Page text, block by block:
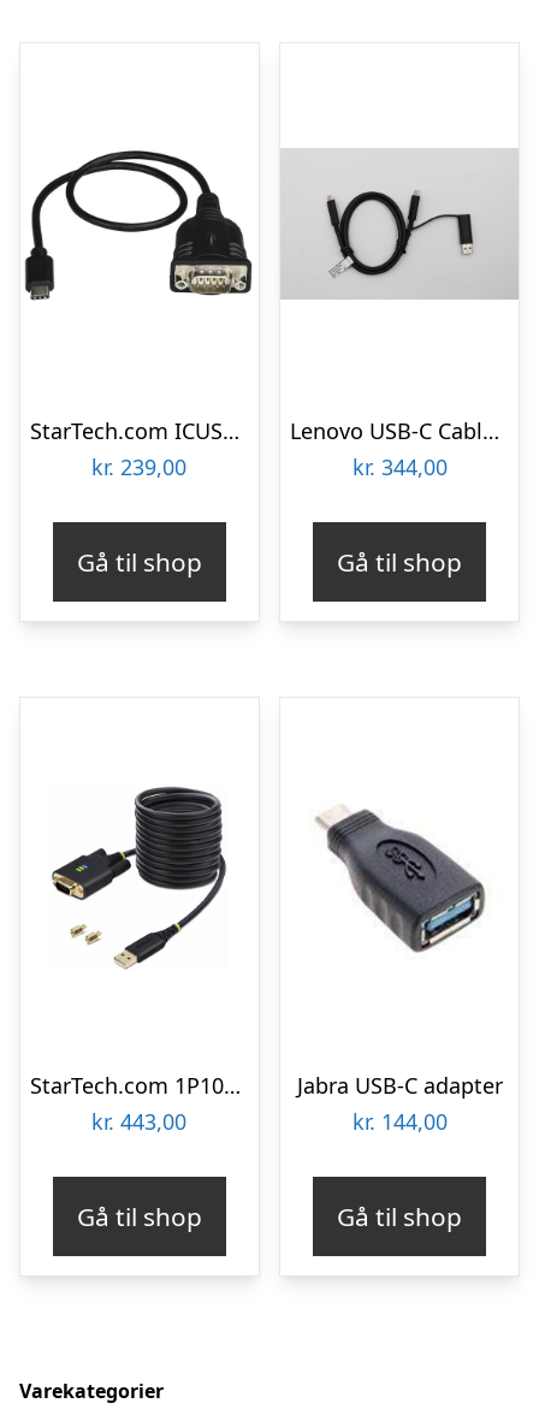
StarTech.com ICUSB232C USB C to Serial Adapter Cable 40 CM USB Type C to RS232 (DB9) Converter Cable
kr. 239,00
Gå til shop
Lenovo USB-C Cable W/ Dongle TP
kr. 344,00
Gå til shop
StarTech.com 1P10FFC-USB-SERIAL
kr. 443,00
Gå til shop
Jabra USB-C adapter
kr. 144,00
Gå til shop
Varekategorier